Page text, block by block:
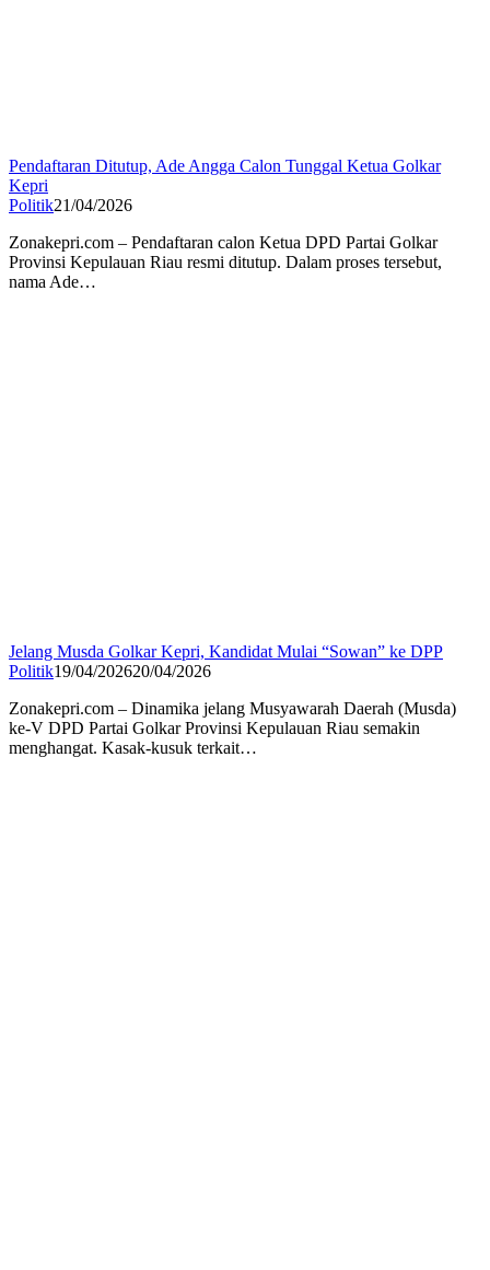
Pendaftaran Ditutup, Ade Angga Calon Tunggal Ketua Golkar
Kepri
Politik21/04/2026
Zonakepri.com – Pendaftaran calon Ketua DPD Partai Golkar
Provinsi Kepulauan Riau resmi ditutup. Dalam proses tersebut,
nama Ade…
Jelang Musda Golkar Kepri, Kandidat Mulai “Sowan” ke DPP
Politik19/04/202620/04/2026
Zonakepri.com – Dinamika jelang Musyawarah Daerah (Musda)
ke-V DPD Partai Golkar Provinsi Kepulauan Riau semakin
menghangat. Kasak-kusuk terkait…